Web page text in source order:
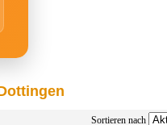
Sortieren nach